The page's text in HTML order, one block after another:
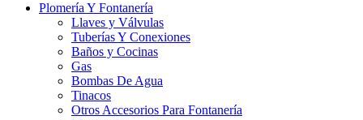
Plomería Y Fontanería
Llaves y Válvulas
Tuberías Y Conexiones
Baños y Cocinas
Gas
Bombas De Agua
Tinacos
Otros Accesorios Para Fontanería